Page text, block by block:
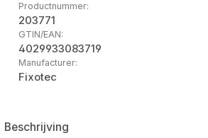
Productnummer:
203771
GTIN/EAN:
4029933083719
Manufacturer:
Fixotec
Beschrijving